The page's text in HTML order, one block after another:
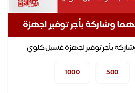
بأجر توفير اجهزة
كلوي
بأجر توفير اجهزة غسيل كلوي
1000